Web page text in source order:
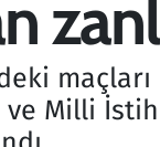
Milli